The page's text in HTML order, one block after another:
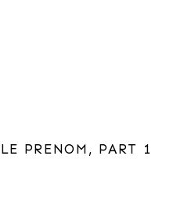
LE PRENOM, PART 1